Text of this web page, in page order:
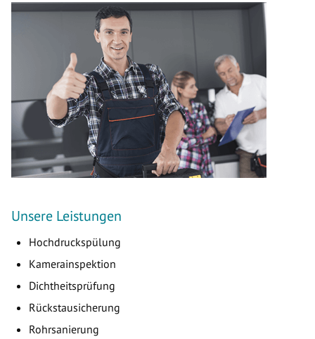
Unsere Leistungen
Hochdruckspülung
Kamerainspektion
Dichtheitsprüfung
Rückstausicherung
Rohrsanierung